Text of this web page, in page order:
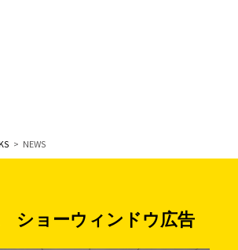
> NEWS
ショーウィンドウ広告